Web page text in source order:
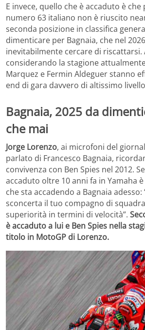
E invece, quello che è accaduto è
numero 63 italiano non è riuscito
seconda posizione in classifica
dimenticare per Bagnaia, che nel
inevitabilmente cercare di riscattarsi.
considerando la stagione
Marquez e Fermin Aldeguer stanno
end di gara davvero di altissimo
Bagnaia, 2025 da
che mai
Jorge Lorenzo, ai microfoni del
parlato di Francesco Bagnaia,
convivenza con Ben Spies nel 2012.
accaduto oltre 10 anni fa in Yamaha
che sta accadendo a Bagnaia adesso:
sconcerta il tuo compagno di
superiorità in termini di velocità”.
è accaduto a lui e Ben Spies nella
titolo in MotoGP di Lorenzo.